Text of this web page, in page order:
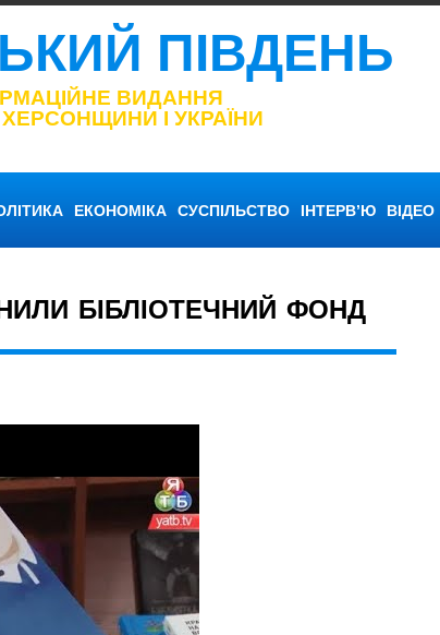
ПІВДЕНЬ
ВИДАННЯ
І УКРАЇНИ
ЕКОНОМІКА СУСПІЛЬСТВО ІНТЕРВ’Ю ВІДЕО
БІБЛІОТЕЧНИЙ ФОНД